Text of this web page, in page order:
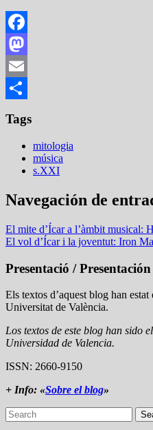
Facebook
Mastodon
Email
Tags
mitologia
música
s.XXI
Navegación de
El mite d’Ícar a l’àmbit musical:
El vol d’Ícar i la joventut: Iron
Presentació / Presentación
Els textos d’aquest blog han
Universitat de València.
Los textos de este blog han sido
Universidad de Valencia.
ISSN: 2660-9150
+ Info: «Sobre el blog»